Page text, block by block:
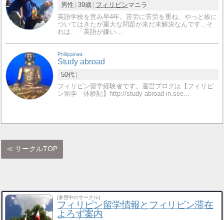
男性 39歳 フィリピンマニラ
英語学校を営み早4年。苦労に苦労を重ね、やっと板に
ついてはきたが重大な問題が未だ未解決なんです...そ
れは、「英語が嫌い…
Philippines
Study abroad
50代
フィリピン留学経験者です。運営ブログは【フィリピ
ン留学 体験記】http://study-abroad-in.see…
サークルTOP
[参照中のサークル]
フィリピン留学情報とフィリピン滞在
よろず案内